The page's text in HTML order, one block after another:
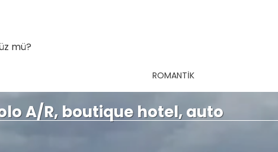
mü?
ROMANTİK
A/R, boutique hotel, auto